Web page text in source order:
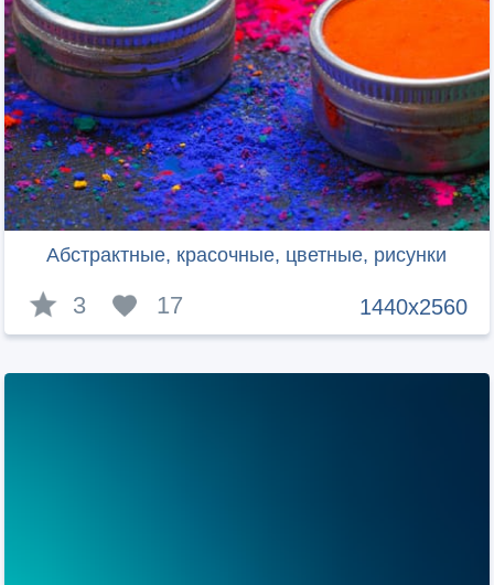
Абстрактные, красочные, цветные, рисунки
1440x2560
3 17